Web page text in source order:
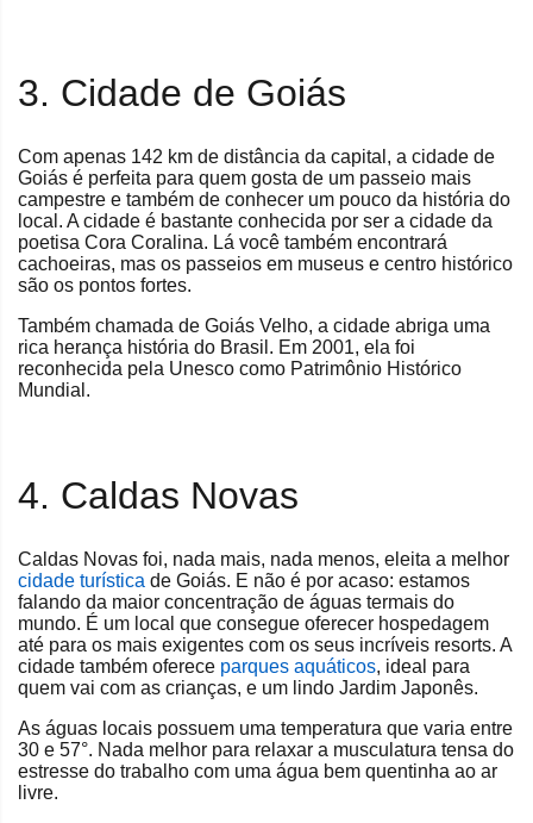
3. Cidade de Goiás
Com apenas 142 km de distância da capital, a cidade de
Goiás é perfeita para quem gosta de um passeio mais
campestre e também de conhecer um pouco da história do
local. A cidade é bastante conhecida por ser a cidade da
poetisa Cora Coralina. Lá você também encontrará
cachoeiras, mas os passeios em museus e centro histórico
são os pontos fortes.
Também chamada de Goiás Velho, a cidade abriga uma
rica herança história do Brasil. Em 2001, ela foi
reconhecida pela Unesco como Patrimônio Histórico
Mundial.
4. Caldas Novas
Caldas Novas foi, nada mais, nada menos, eleita a melhor
cidade turística de Goiás. E não é por acaso: estamos
falando da maior concentração de águas termais do
mundo. É um local que consegue oferecer hospedagem
até para os mais exigentes com os seus incríveis resorts. A
cidade também oferece parques aquáticos, ideal para
quem vai com as crianças, e um lindo Jardim Japonês.
As águas locais possuem uma temperatura que varia entre
30 e 57°. Nada melhor para relaxar a musculatura tensa do
estresse do trabalho com uma água bem quentinha ao ar
livre.